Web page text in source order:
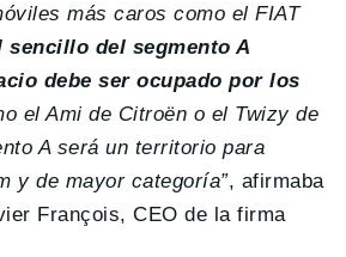
más caros como el FIAT
sencillo del segmento A
debe ser ocupado por los
el Ami de Citroën o el Twizy de
A será un territorio para
y de mayor categoría”, afirmaba
François, CEO de la firma